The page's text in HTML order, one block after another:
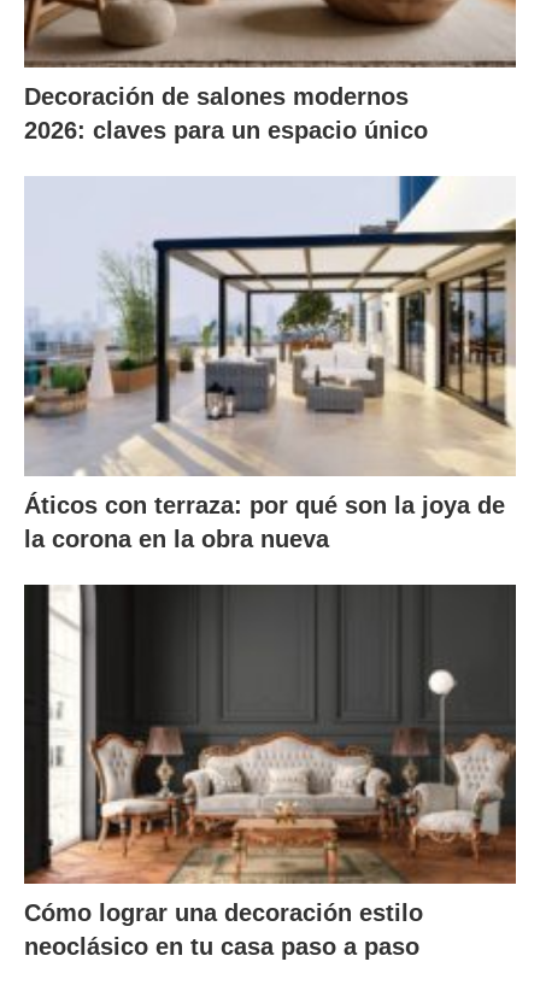
Decoración de salones modernos
2026: claves para un espacio único
Áticos con terraza: por qué son la joya de
la corona en la obra nueva
Cómo lograr una decoración estilo
neoclásico en tu casa paso a paso